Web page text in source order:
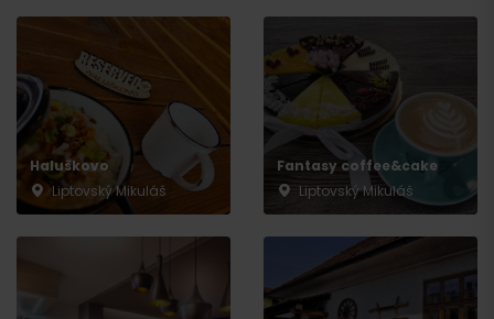
Haluškovo
Liptovský Mikuláš
Fantasy coffee&cake
Liptovský Mikuláš